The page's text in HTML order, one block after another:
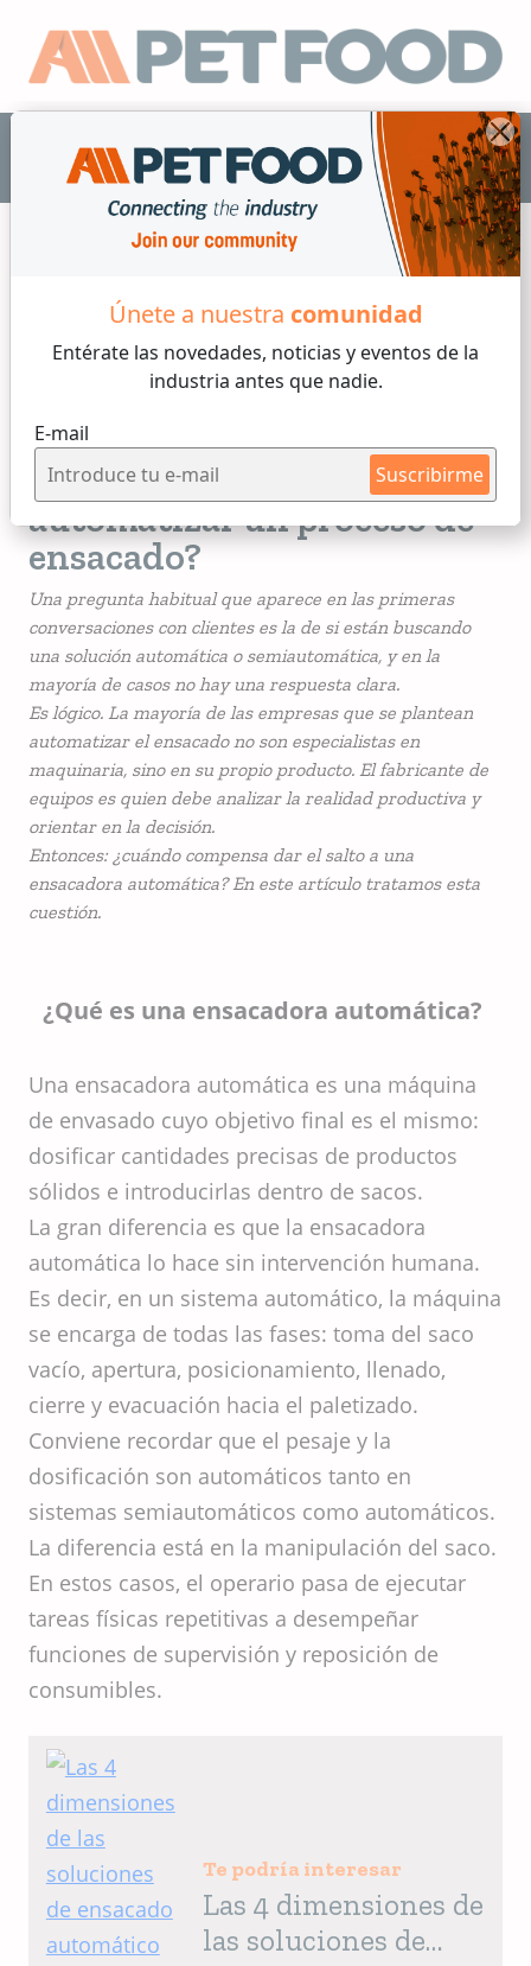
Únete a nuestra comunidad
Entérate las novedades, noticias y eventos de la
industria antes que nadie.
E-mail
Suscribirme
ES
Envasado
6 min de lectura
Viernes, 05 de Junio, 2026
¿Cuándo tiene sentido
automatizar un proceso de
ensacado?
Una pregunta habitual que aparece en las primeras
conversaciones con clientes es la de si están buscando
una solución automática o semiautomática, y en la
mayoría de casos no hay una respuesta clara.
Es lógico. La mayoría de las empresas que se plantean
automatizar el ensacado no son especialistas en
maquinaria, sino en su propio producto. El fabricante de
equipos es quien debe analizar la realidad productiva y
orientar en la decisión.
Entonces: ¿cuándo compensa dar el salto a una
ensacadora automática? En este artículo tratamos esta
cuestión.
¿Qué es una ensacadora automática?
Una ensacadora automática es una máquina
de envasado cuyo objetivo final es el mismo:
dosificar cantidades precisas de productos
sólidos e introducirlas dentro de sacos.
La gran diferencia es que la ensacadora
automática lo hace sin intervención humana.
Es decir, en un sistema automático, la máquina
se encarga de todas las fases: toma del saco
vacío, apertura, posicionamiento, llenado,
cierre y evacuación hacia el paletizado.
Conviene recordar que el pesaje y la
dosificación son automáticos tanto en
sistemas semiautomáticos como automáticos.
La diferencia está en la manipulación del saco.
En estos casos, el operario pasa de ejecutar
tareas físicas repetitivas a desempeñar
funciones de supervisión y reposición de
consumibles.
Te podría interesar
Las 4 dimensiones de
las soluciones de